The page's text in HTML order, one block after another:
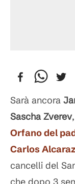
Sarà ancora
Sascha Zverev
Orfano del
CarlosAlcaraz
cancelli del